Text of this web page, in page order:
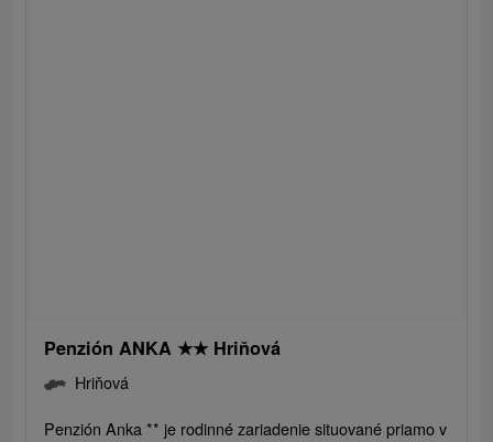
Penzión ANKA ★★ Hriňová
Hriňová
Penzión Anka ** je rodinné zariadenie situované priamo v